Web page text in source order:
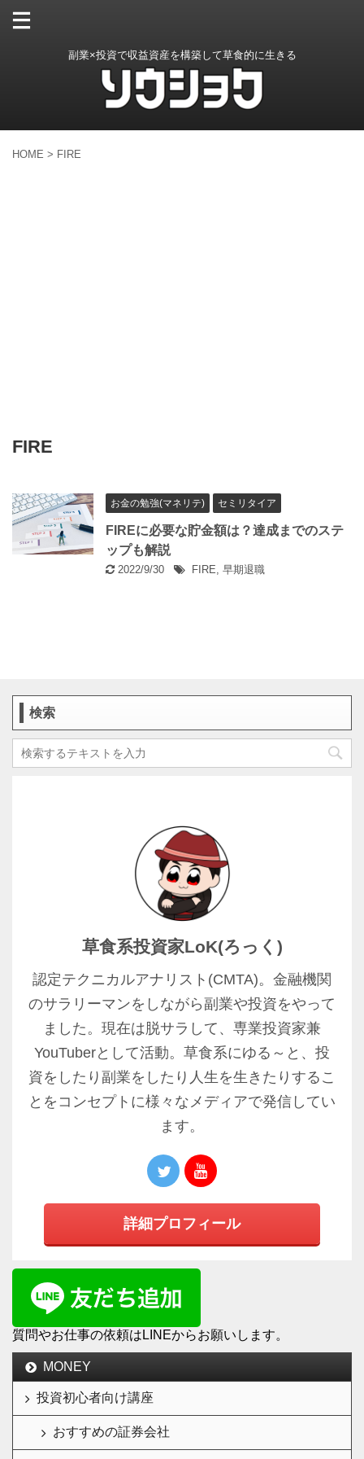
副業×投資で収益資産を構築して草食的に生きる
HOME > FIRE
FIRE
お金の勉強(マネリテ) セミリタイア
FIREに必要な貯金額は？達成までのステ
ップも解説
2022/9/30 FIRE, 早期退職
検索
草食系投資家LoK(ろっく)
認定テクニカルアナリスト(CMTA)。金融機関
のサラリーマンをしながら副業や投資をやって
ました。現在は脱サラして、専業投資家兼
YouTuberとして活動。草食系にゆる～と、投
資をしたり副業をしたり人生を生きたりするこ
とをコンセプトに様々なメディアで発信してい
ます。
詳細プロフィール
質問やお仕事の依頼はLINEからお願いします。
MONEY
投資初心者向け講座
おすすめの証券会社